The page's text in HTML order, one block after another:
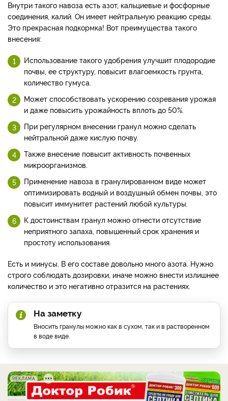
Внутри такого навоза есть азот, кальциевые и фосфорные
соединения, калий. Он имеет нейтральную реакцию среды.
Это прекрасная подкормка! Вот преимущества такого
внесения:
Использование такого удобрения улучшит плодородие
почвы, ее структуру, повысит влагоемкость грунта,
количество гумуса.
Может способствовать ускорению созревания урожая
и даже повысить урожайность вплоть до 50%.
При регулярном внесении гранул можно сделать
нейтральной даже кислую почву.
Также внесение повысит активность почвенных
микроорганизмов.
Применение навоза в гранулированном виде может
оптимизировать водный и воздушный обмен почвы, это
повысит иммунитет растений любой культуры.
К достоинствам гранул можно отнести отсутствие
неприятного запаха, повышенный срок хранения и
простоту использования.
Есть и минусы. В его составе довольно много азота. Нужно
строго соблюдать дозировки, иначе можно внести излишнее
количество и это негативно отразится на растениях.
На заметку
Вносить гранулы можно как в сухом, так и в растворенном
в воде виде.
РЕКЛАМА